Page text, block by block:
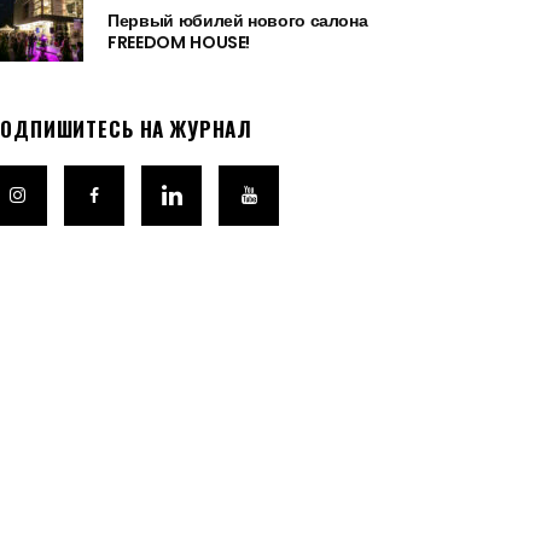
Первый юбилей нового салона
FREEDOM HOUSE!
НА ЖУРНАЛ